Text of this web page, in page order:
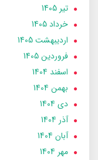
تير 1405
خرداد 1405
ارديبهشت 1405
فروردین 1405
اسفند 1404
بهمن 1404
دی 1404
آذر 1404
آبان 1404
مهر 1404